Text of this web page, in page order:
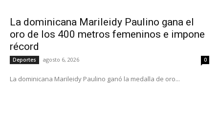
La dominicana Marileidy Paulino gana el
oro de los 400 metros femeninos e impone
récord
Deportes agosto 6, 2026 0
La dominicana Marileidy Paulino ganó la medalla de oro...